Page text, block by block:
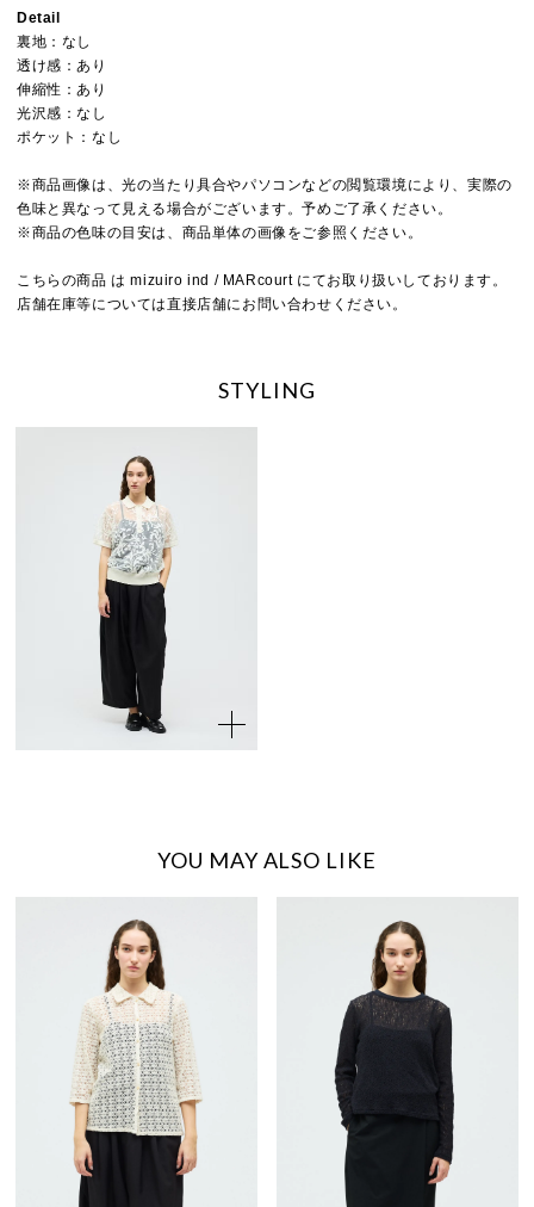
Detail
裏地：なし
透け感：あり
伸縮性：あり
光沢感：なし
ポケット：なし
※商品画像は、光の当たり具合やパソコンなどの閲覧環境により、実際の
色味と異なって見える場合がございます。予めご了承ください。
※商品の色味の目安は、商品単体の画像をご参照ください。
こちらの商品 は mizuiro ind / MARcourt にてお取り扱いしております。
店舗在庫等については直接店舗にお問い合わせください。
STYLING
YOU MAY ALSO LIKE